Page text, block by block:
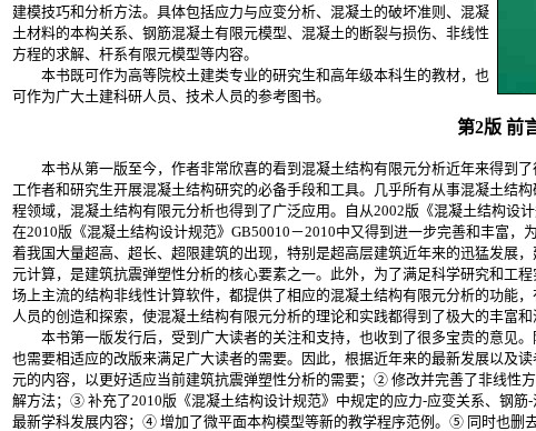
建模技巧和分析方法。具体包括应力与应变分析、混凝土的破坏准则、混凝
土材料的本构关系、钢筋混凝土有限元模型、混凝土的断裂与损伤、非线性
方程的求解、杆系有限元模型等内容。
本书既可作为高等院校土建类专业的研究生和高年级本科生的教材，也
可作为广大土建科研人员、技术人员的参考图书。
第2版 前
本书从第一版至今，作者非常欣喜的看到混凝土结构有限元分析近年来得到
工作者和研究生开展混凝土结构研究的必备手段和工具。几乎所有从事混凝土结
程领域，混凝土结构有限元分析也得到了广泛应用。自从2002版《混凝土结构设
在2010版《混凝土结构设计规范》GB50010－2010中又得到进一步完善和丰富
着我国大量超高、超长、超限建筑的出现，特别是超高层建筑近年来的迅猛发展
元计算，是建筑抗震弹塑性分析的核心要素之一。此外，为了满足科学研究和工
场上主流的结构非线性计算软件，都提供了相应的混凝土结构有限元分析的功能
人员的创造和探索，使混凝土结构有限元分析的理论和实践都得到了极大的丰富和
本书第一版发行后，受到广大读者的关注和支持，也收到了很多宝贵的意见。
也需要相适应的改版来满足广大读者的需要。因此，根据近年来的最新发展以及
元的内容，以更好适应当前建筑抗震弹塑性分析的需要；② 修改并完善了非线性
解方法；③ 补充了2010版《混凝土结构设计规范》中规定的应力-应变关系、钢
最新学科发展内容；④ 增加了微平面本构模型等新的教学程序范例。⑤ 同时也删